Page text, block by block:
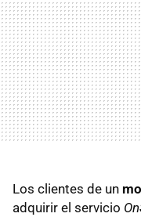
Los clientes de un
adquirir el servicio